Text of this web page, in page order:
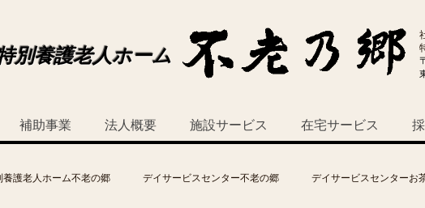
別養護老人ホーム
補助事業 法人概要 施設サービス 在宅サービス
養護老人ホーム不老の郷 デイサービスセンター不老の郷 デイサービスセンターお